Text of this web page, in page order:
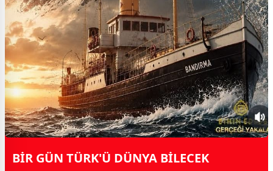
BİR GÜN TÜRK'Ü DÜNYA BİLECEK